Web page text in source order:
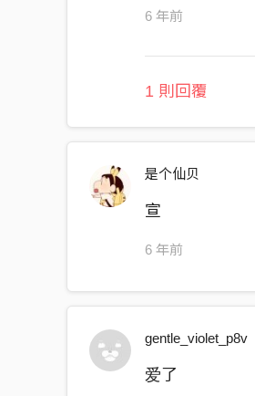
6 年前
1 則回覆
是个仙贝
宣
6 年前
gentle_violet_p8v
爱了